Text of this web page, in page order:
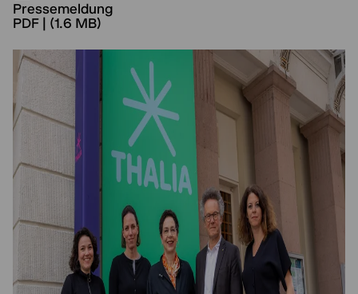
Pressemeldung
PDF | (1.6 MB)